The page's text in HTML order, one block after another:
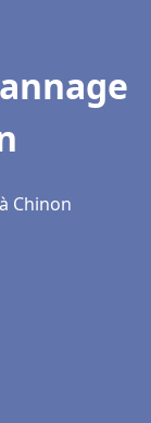
Chinon